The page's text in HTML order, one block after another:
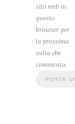
sito web in
questo
browser per
la prossima
volta che
commento.